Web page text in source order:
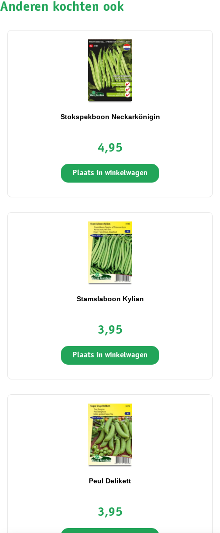
Anderen kochten ook
Stokspekboon Neckarkönigin
4,95
Plaats in winkelwagen
Stamslaboon Kylian
3,95
Plaats in winkelwagen
Peul Delikett
3,95